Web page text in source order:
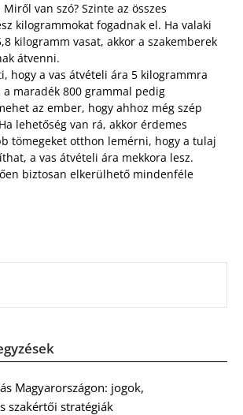
van szó? Szinte az összes
kilogrammokat fogadnak el. Ha valaki
kilogramm vasat, akkor a szakemberek
átvenni.
hogy a vas átvételi ára 5 kilogrammra
a maradék 800 grammal pedig
az ember, hogy ahhoz még szép
lehetőség van rá, akkor érdemes
tömegeket otthon lemérni, hogy a tulaj
a vas átvételi ára mekkora lesz.
biztosan elkerülhető mindenféle
Magyarországon: jogok,
szakértői stratégiák